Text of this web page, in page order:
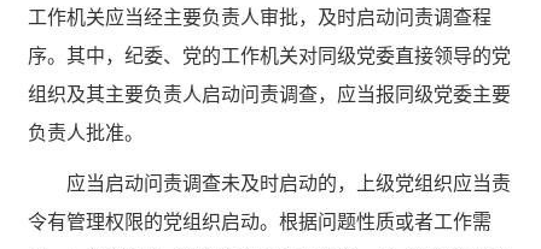
工作机关应当经主要负责人审批，及时启动问责调查程
序。其中，纪委、党的工作机关对同级党委直接领导的党
组织及其主要负责人启动问责调查，应当报同级党委主要
负责人批准。
应当启动问责调查未及时启动的，上级党组织应当责
令有管理权限的党组织启动。根据问题性质或者工作需